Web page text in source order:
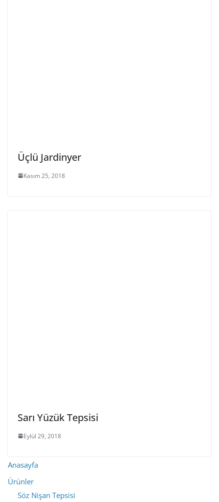
Üçlü Jardinyer
Kasım 25, 2018
Sarı Yüzük Tepsisi
Eylül 29, 2018
Anasayfa
Ürünler
Söz Nişan Tepsisi